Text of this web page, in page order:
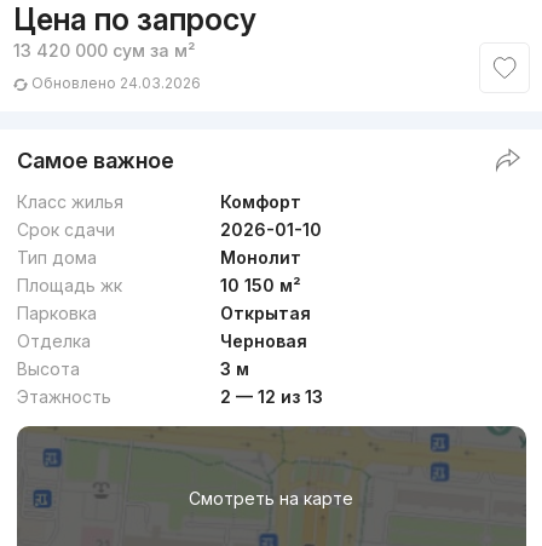
Цена по запросу
13 420 000 сум за м²
Обновлено 24.03.2026
Самое важное
Класс жилья
Комфорт
Срок сдачи
2026-01-10
Тип дома
Монолит
Площадь жк
10 150 м²
Парковка
Открытая
Отделка
Черновая
Высота
3 м
Этажность
2 — 12 из 13
Смотреть на карте